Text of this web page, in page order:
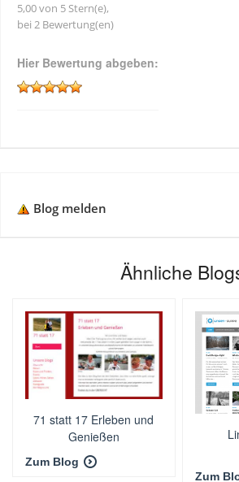
5,00 von 5 Stern(e),
bei 2 Bewertung(en)
Hier Bewertung abgeben:
Blog melden
Ähnliche
71 statt 17 Erleben und
Genießen
Zum Blog
Zum